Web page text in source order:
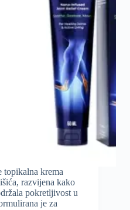
topikalna krema
razvijena kako
pokretljivost u
je za